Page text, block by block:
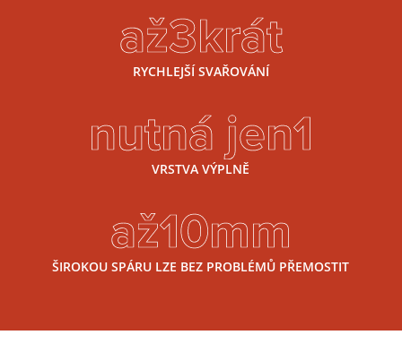
až3krát
RYCHLEJŠÍ SVAŘOVÁNÍ
nutná jen1
VRSTVA VÝPLNĚ
až10mm
ŠIROKOU SPÁRU LZE BEZ PROBLÉMŮ PŘEMOSTIT